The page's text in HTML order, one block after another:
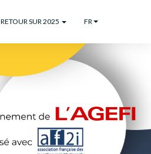
RETOUR SUR 2025 FR